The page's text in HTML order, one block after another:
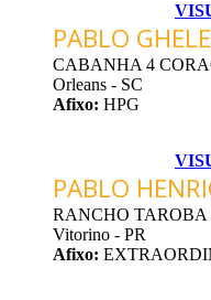
PABLO
CABANHA 4
Orleans - SC
Afixo: HPG
PABLO
RANCHO TAROBA
Vitorino - PR
Afixo: